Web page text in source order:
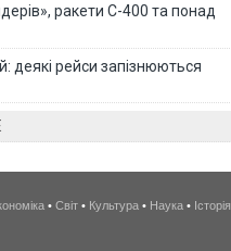
ракети С-400 та понад
деякі рейси запізнюються
• Світ • Культура • Наука • Історія